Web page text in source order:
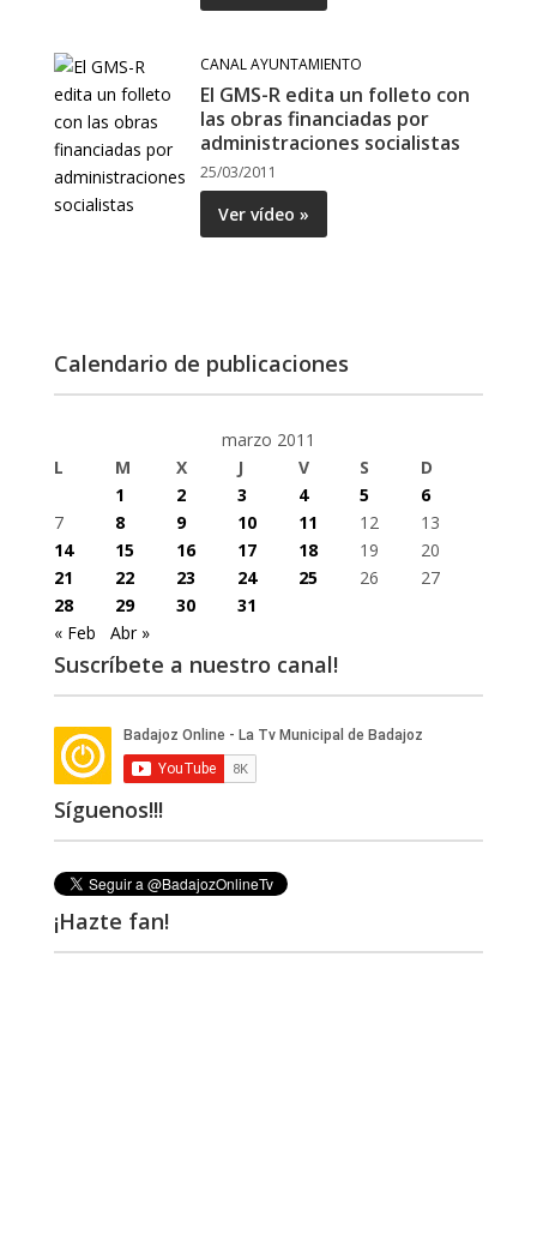
CANAL AYUNTAMIENTO
El GMS-R edita un folleto con
las obras financiadas por
administraciones socialistas
25/03/2011
Ver vídeo »
Calendario de publicaciones
marzo 2011
L
M X J V S
D
1
2 3 4 5
6
7
8 9 10 11 12
13
14
15 16 17 18 19
20
21
22 23 24 25 26
27
28
29 30
31
« Feb
Abr »
Suscríbete a nuestro canal!
Síguenos!!!
¡Hazte fan!